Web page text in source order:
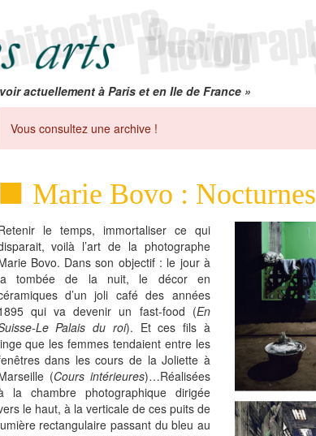
actuellement à Paris et en Ile de France »
Vous consultez une archive !
Marie Bovo : Nocturnes
le temps, immortaliser ce qui
voilà l’art de la photographe
Bovo. Dans son objectif : le jour à
tombée de la nuit, le décor en
d’un joli café des années
qui va devenir un fast-food (En
Le Palais du roi). Et ces fils à
que les femmes tendaient entre les
dans les cours de la Joliette à
(Cours intérieures)…Réalisées
la chambre photographique dirigée
le haut, à la verticale de ces puits de
rectangulaire passant du bleu au